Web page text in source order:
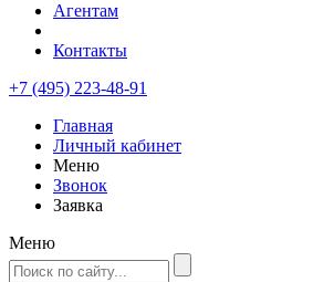
Агентам
Контакты
+7 (495) 223-48-91
Главная
Личный кабинет
Меню
Звонок
Заявка
Меню